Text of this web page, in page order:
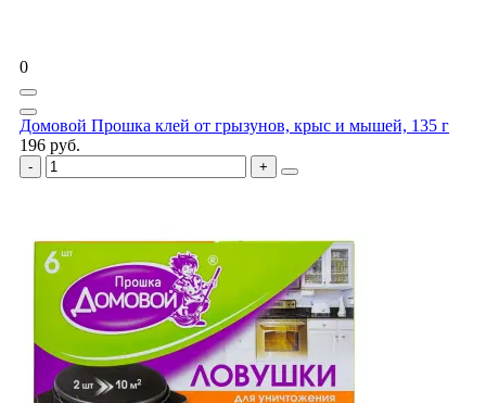
0
Домовой Прошка клей от грызунов, крыс и мышей, 135 г
196 руб.